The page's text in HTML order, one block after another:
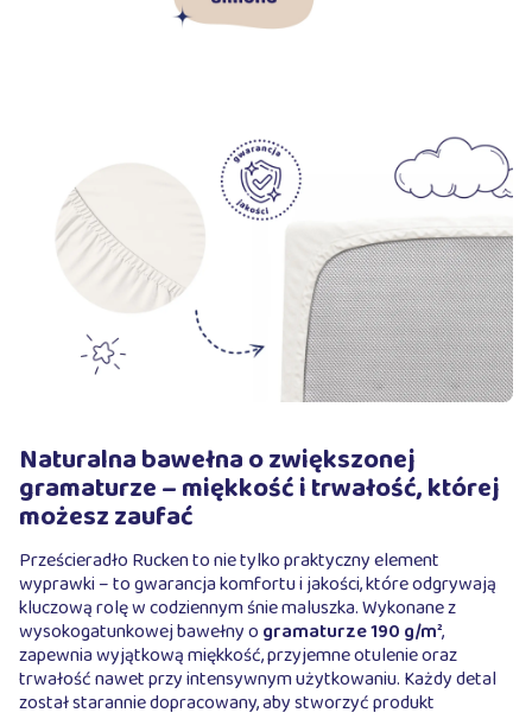
Naturalna bawełna o zwiększonej
gramaturze – miękkość i trwałość, której
możesz zaufać
Prześcieradło Rucken to nie tylko praktyczny element
wyprawki – to gwarancja komfortu i jakości, które odgrywają
kluczową rolę w codziennym śnie maluszka. Wykonane z
wysokogatunkowej bawełny o gramaturze 190 g/m²,
zapewnia wyjątkową miękkość, przyjemne otulenie oraz
trwałość nawet przy intensywnym użytkowaniu. Każdy detal
został starannie dopracowany, aby stworzyć produkt